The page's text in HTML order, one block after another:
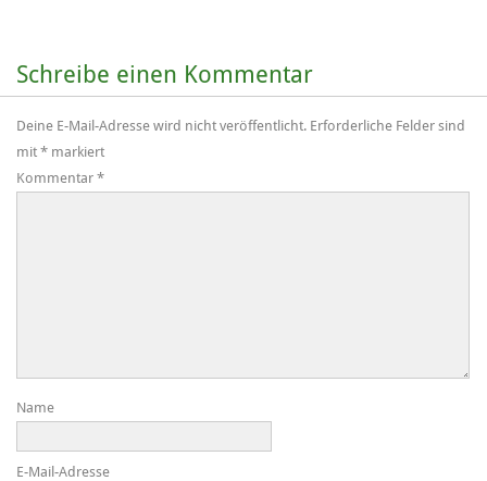
Schreibe einen Kommentar
Deine E-Mail-Adresse wird nicht veröffentlicht. Erforderliche Felder sind
mit * markiert
Kommentar *
Name
E-Mail-Adresse